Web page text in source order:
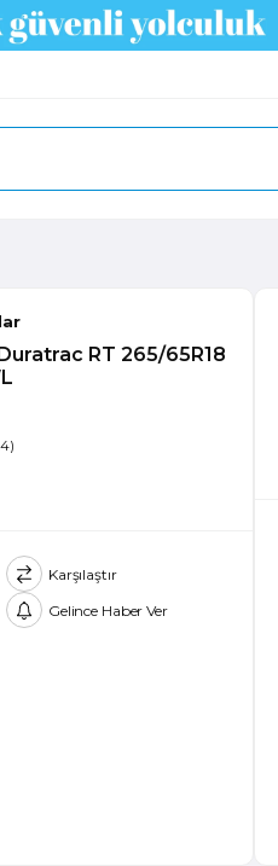
RT 265/65R18
Karşılaştır
Gelince Haber Ver